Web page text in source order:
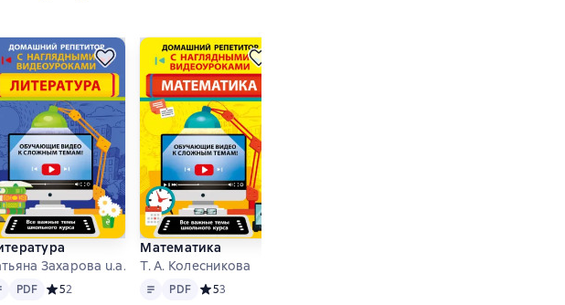
основе 1 оценок
Захарова u.a.
PDF
PDF Средний рейтинг 5 на основе 2 оценок
52
Математика
Т. А. Колесникова
Text PDF
PDF Средний рейтинг 5 на основе 3 оценок
53